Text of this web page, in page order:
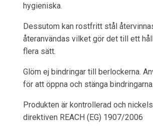
hygieniska.
Dessutom kan rostfritt stål
återanvändas vilket gör det till ett
flera sätt.
Glöm ej bindringar till berlockerna.
för att öppna och stänga bindringarna.
Produkten är kontrollerad och
direktiven REACH (EG) 1907/2006